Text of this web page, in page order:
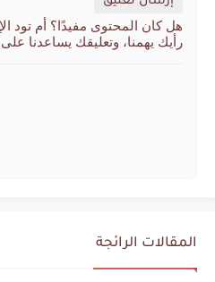
هل كان المحتوى مفيدًا؟ أم تود
رأيك يهمنا، وتعليقك يساعدنا
المقالات الرائجة